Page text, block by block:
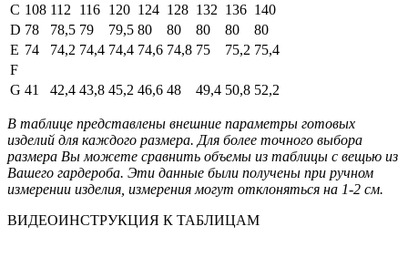
C 108 112 116 120 124 128 132 136 140
D 78 78,5 79 79,5 80 80 80 80
80
E 74 74,2 74,4 74,4 74,6 74,8 75 75,2 75,4
F
G 41 42,4 43,8 45,2 46,6 48 49,4 50,8 52,2
В таблице представлены внешние параметры готовых
изделий для каждого размера. Для более точного выбора
размера Вы можете сравнить объемы из таблицы с вещью из
Вашего гардероба. Эти данные были получены при ручном
измерении изделия, измерения могут отклоняться на 1-2 см.
ВИДЕОИНСТРУКЦИЯ К ТАБЛИЦАМ